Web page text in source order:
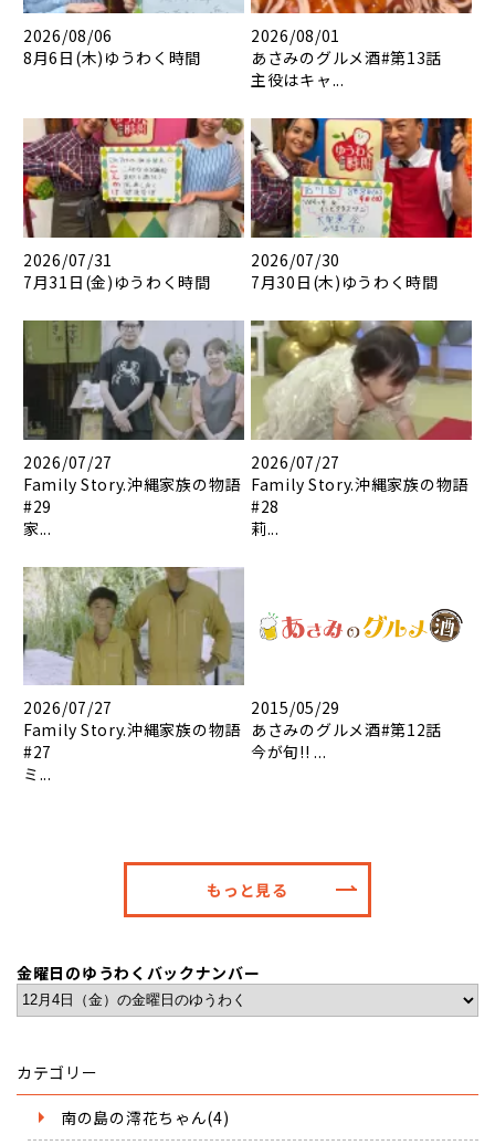
2026/08/06
8月6日(木)ゆうわく時間
2026/08/01
あさみのグルメ酒#第13話
主役はキャ...
2026/07/31
7月31日(金)ゆうわく時間
2026/07/30
7月30日(木)ゆうわく時間
2026/07/27
Family Story.沖縄家族の物語
#29
家...
2026/07/27
Family Story.沖縄家族の物語
#28
莉...
2026/07/27
Family Story.沖縄家族の物語
#27
ミ...
2015/05/29
あさみのグルメ酒#第12話
今が旬!! ...
もっと見る
金曜日のゆうわくバックナンバー
カテゴリー
南の島の澪花ちゃん(4)